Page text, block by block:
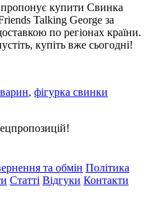
купити Свинка
Talking George за
по регіонах країни.
купіть вже сьогодні!
, фігурка свинки
та обмін Політика
Статті Відгуки Контакти